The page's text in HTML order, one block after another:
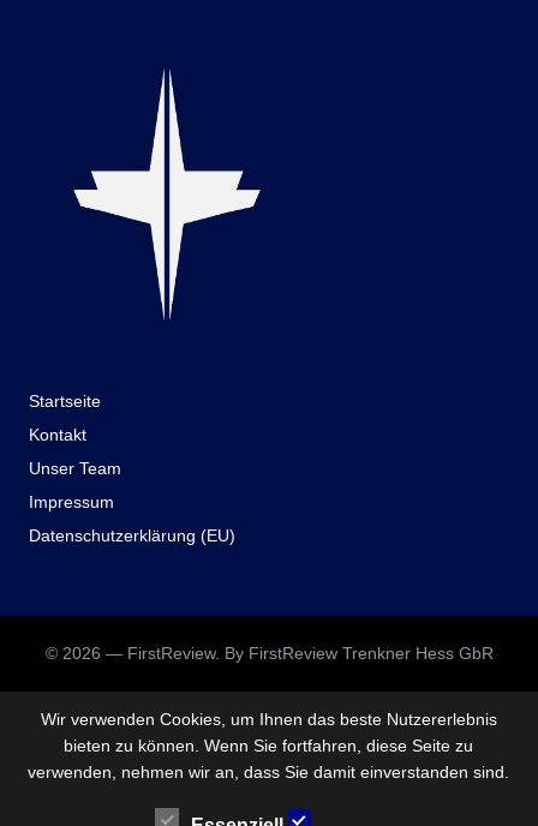
Startseite
Kontakt
Unser Team
Impressum
Datenschutzerklärung (EU)
© 2026 — FirstReview. By FirstReview Trenkner Hess GbR
Wir verwenden Cookies, um Ihnen das beste Nutzererlebnis
bieten zu können. Wenn Sie fortfahren, diese Seite zu
verwenden, nehmen wir an, dass Sie damit einverstanden sind.